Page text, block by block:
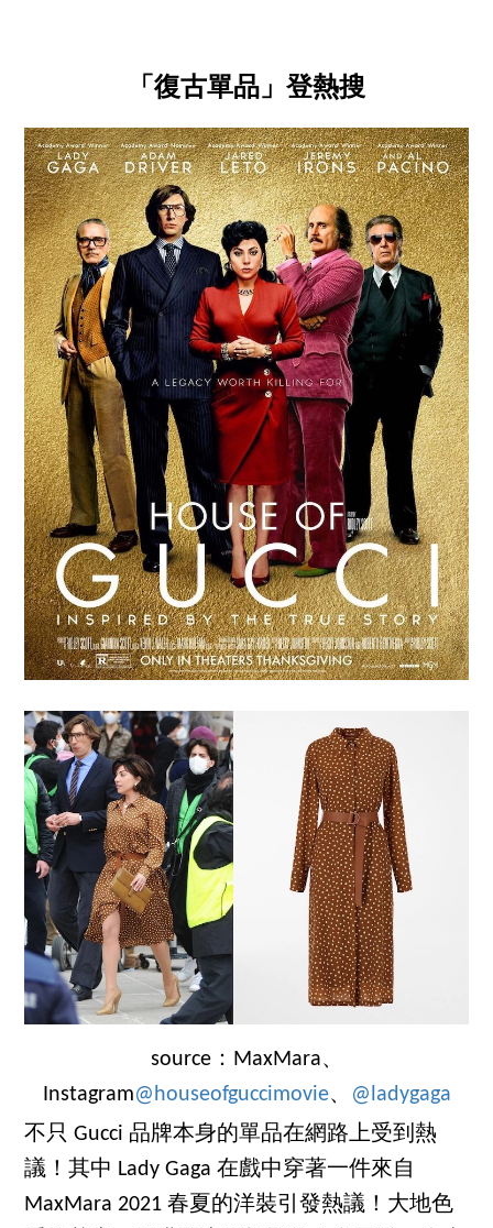
「復古單品」登熱搜
source：MaxMara、
Instagram@houseofguccimovie、
@ladygaga
不只 Gucci 品牌本身的單品在網路上受到熱
議！其中 Lady Gaga 在戲中穿著一件來自
MaxMara 2021 春夏的洋裝引發熱議！大地色